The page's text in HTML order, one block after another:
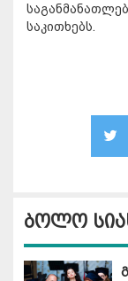
საკითხებს.
ბოლო